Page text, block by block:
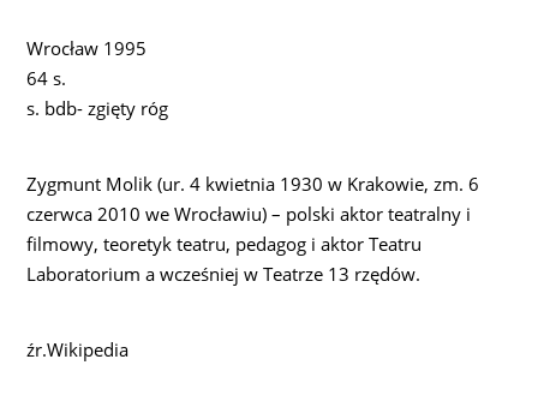
Wrocław 1995
64 s.
s. bdb- zgięty róg
Zygmunt Molik (ur. 4 kwietnia 1930 w Krakowie, zm. 6
czerwca 2010 we Wrocławiu) – polski aktor teatralny i
filmowy, teoretyk teatru, pedagog i aktor Teatru
Laboratorium a wcześniej w Teatrze 13 rzędów.
źr.Wikipedia